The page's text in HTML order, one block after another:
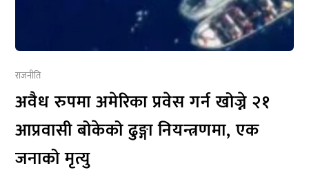
राजनीति
अवैध रुपमा अमेरिका प्रवेस गर्न खोज्ने २१
आप्रवासी बोकेको ढुङ्गा नियन्त्रणमा, एक
जनाको मृत्यु